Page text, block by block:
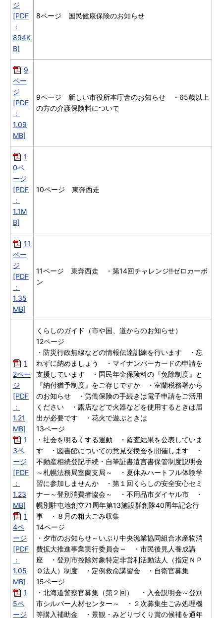
ジ
[PDF
：
894K
B]
8ページ 国民健康保険のお知らせ
9
ペー
ジ
[PDF
：
1.09
MB]
9ページ 新しい市役所本庁舎のお知らせ ・65歳以上
の方の介護保険料について
1
0ペ
ージ
[PDF
：
1.1M
B]
10ページ 東奔西走
11
ペー
ジ
[PDF
：
1.35
MB]
11ページ 東奔西走 ・第14回チャレンジ!!ゼロカーボ
ン
1
2ペー
ジ
[PDF
：
1.21
MB]
1
3ペ
ージ
[PDF
：
1.23
MB]
1
4ペ
ージ
[PDF
：
1.05
MB]
1
5ペ
ージ
くらしのガイド（市や国、道からのお知らせ）
12ページ
・防災行政無線などの情報伝達訓練を行います ・忘
れずに納めましょう ・マイナンバーカードの申請を
支援しています ・国民年金保険料の『免除制度』と
『納付猶予制度』をご存じですか ・室蘭税務署から
のお知らせ ・労働保険の手続きは電子申請をご活用
ください ・露店などで火器などを使用するときは届
出が必要です ・花火で遊ぶときは
13ページ
・社会を明るくする運動 ・監査結果を公表していま
す ・図書館についての意見交換会を開催します ・
不動産相続登記手続・自筆証書遺言書保管制度説明会
～札幌法務局室蘭支局～ ・夏休みハートフル体験学
習に参加しませんか ・第１回くらしの安全安心セミ
ナー～登別消費者協会～ ・不用品市ダイヤル市 ・
幌別駐屯地創立71周年第13施設群創隊40周年記念行
事 ・８月の粗大ごみ収集
14ページ
・夕市のお知らせ～いぶり中央漁業協同組合水産物消
費拡大推進事業実行委員会～ ・市民後見人養成講
座 ・登別市控除対象特定非営利活動法人（指定ＮＰ
Ｏ法人）制度 ・定例救命講習会 ・自衛官募集
15ページ
・北海道警察官募集（第２回） ・入会説明会～登別
市シルバー人材センター～ ・２次募集生ごみ処理機
等購入補助金 ・景観・みどりづくり賞の候補を通年